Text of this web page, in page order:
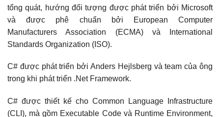
tổng quát, hướng đối tượng được phát triển bởi Microsoft
và được phê chuẩn bởi European Computer
Manufacturers Association (ECMA) và International
Standards Organization (ISO).
C# được phát triển bởi Anders Hejlsberg và team của ông
trong khi phát triển .Net Framework.
C# được thiết kế cho Common Language Infrastructure
(CLI), mà gồm Executable Code và Runtime Environment,